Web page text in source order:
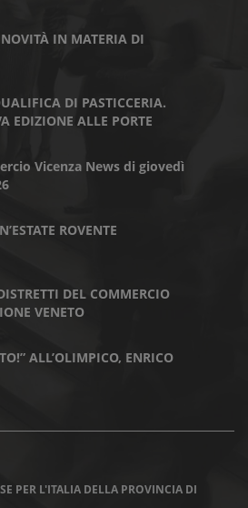
IN MATERIA DI
DI PASTICCERIA.
EDIZIONE ALLE PORTE
Vicenza News di giovedì
ROVENTE
DEL COMMERCIO
VENETO
ALL’OLIMPICO, ENRICO
PER L'ITALIA DELLA PROVINCIA DI